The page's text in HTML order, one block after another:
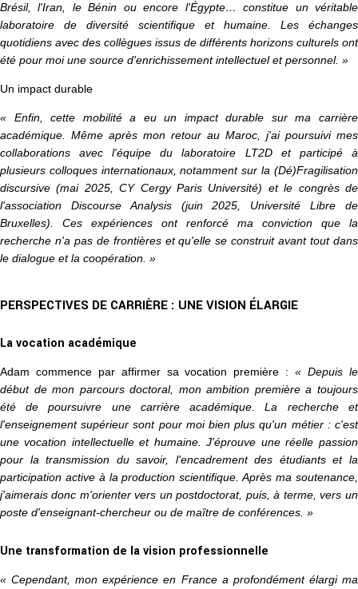
Brésil, l'Iran, le Bénin ou encore l'Égypte… constitue un véritable
laboratoire de diversité scientifique et humaine. Les échanges
quotidiens avec des collègues issus de différents horizons culturels ont
été pour moi une source d'enrichissement intellectuel et personnel. »
Un impact durable
« Enfin, cette mobilité a eu un impact durable sur ma carrière
académique. Même après mon retour au Maroc, j'ai poursuivi mes
collaborations avec l'équipe du laboratoire LT2D et participé à
plusieurs colloques internationaux, notamment sur la (Dé)Fragilisation
discursive (mai 2025, CY Cergy Paris Université) et le congrès de
l'association Discourse Analysis (juin 2025, Université Libre de
Bruxelles). Ces expériences ont renforcé ma conviction que la
recherche n'a pas de frontières et qu'elle se construit avant tout dans
le dialogue et la coopération. »
PERSPECTIVES DE CARRIÈRE : UNE VISION ÉLARGIE
La vocation académique
Adam commence par affirmer sa vocation première :« Depuis le
début de mon parcours doctoral, mon ambition première a toujours
été de poursuivre une carrière académique. La recherche et
l'enseignement supérieur sont pour moi bien plus qu'un métier : c'est
une vocation intellectuelle et humaine. J'éprouve une réelle passion
pour la transmission du savoir, l'encadrement des étudiants et la
participation active à la production scientifique. Après ma soutenance,
j'aimerais donc m'orienter vers un postdoctorat, puis, à terme, vers un
poste d'enseignant-chercheur ou de maître de conférences. »
Une transformation de la vision professionnelle
« Cependant, mon expérience en France a profondément élargi ma